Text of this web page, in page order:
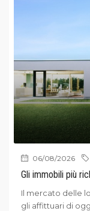
06/08/2026
Gli immobili più
Il mercato delle
gli affittuari di